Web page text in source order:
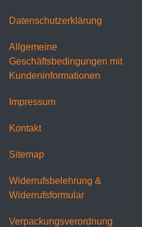
Datenschutzerklärung
Allgemeine
Geschäftsbedingungen mit
Kundeninformationen
Impressum
Kontakt
Sitemap
Widerrufsbelehrung &
Widerrufsformular
Verpackungsverordnung